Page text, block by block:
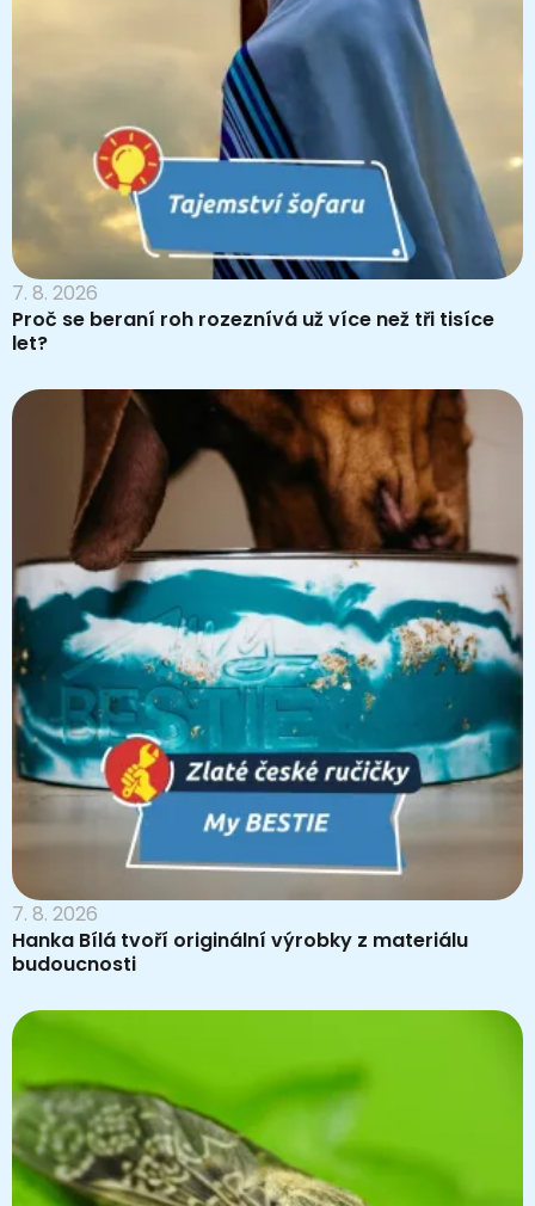
7. 8. 2026
Proč se beraní roh rozeznívá už více než tři tisíce
let?
7. 8. 2026
Hanka Bílá tvoří originální výrobky z materiálu
budoucnosti